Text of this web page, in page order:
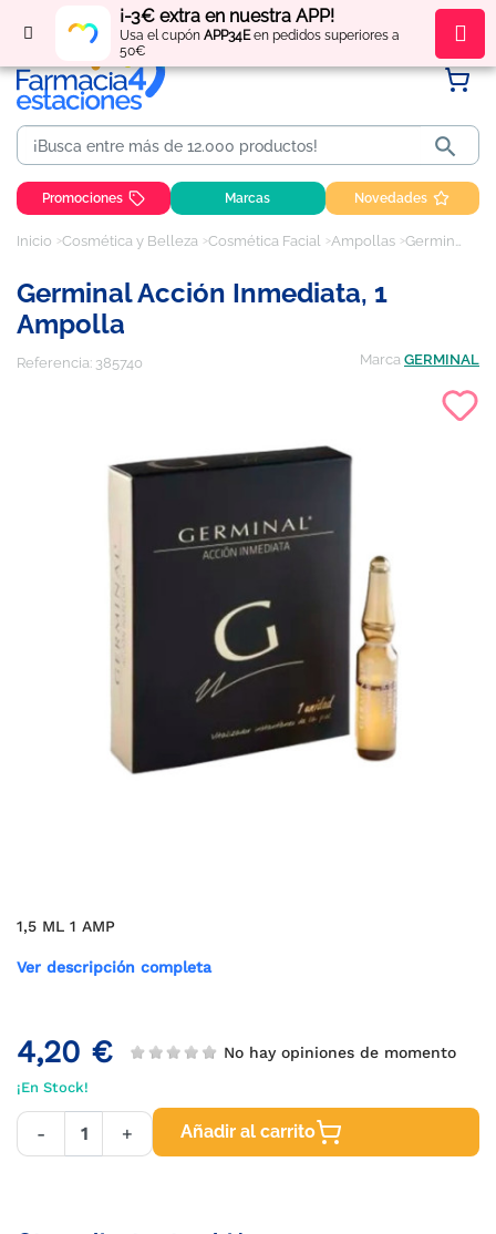
¡-3€ extra en nuestra APP!
Usa el cupón APP34Een pedidos superiores a
50€
Regístratey obténpuntos por tus compras

Promociones Marcas Novedades
Inicio Cosmética y Belleza Cosmética Facial Ampollas Germinal Acción Inmediata, 1 ampolla
Germinal Acción Inmediata, 1
Ampolla
Referencia: 385740 Marca GERMINAL
1,5 ML 1 AMP
Ver descripción completa
4,20 € No hay opiniones de momento
¡En Stock!
- + Añadir al carrito